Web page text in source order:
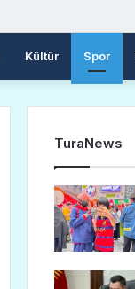
Kültür Spor
TuraNews